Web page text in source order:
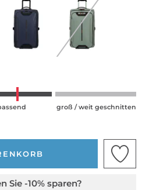
groß / weit geschnitten
Sie -10% sparen?